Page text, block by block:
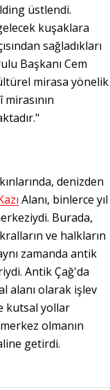
üstlendi.
kuşaklara
sağladıkları
Başkanı Cem
mirasa yönelik
denizden
Alanı, binlerce yıl
Burada,
ve halkların
zamanda antik
Antik Çağ'da
alanı olarak işlev
kutsal yollar
olmanın
getirdi.